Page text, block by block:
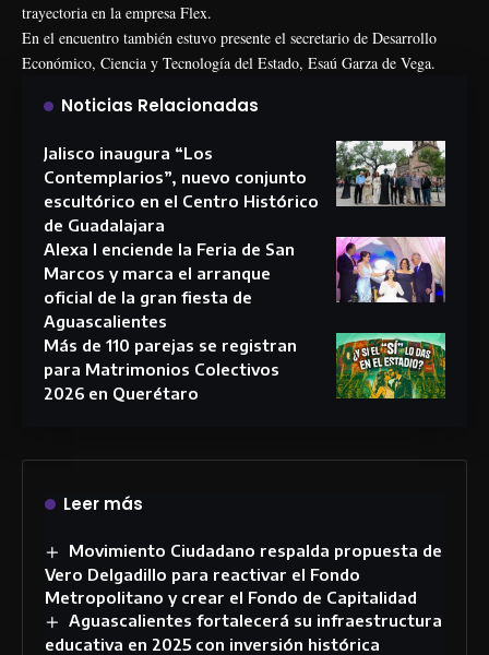
trayectoria en la empresa Flex.
En el encuentro también estuvo presente el secretario de Desarrollo
Económico, Ciencia y Tecnología del Estado, Esaú Garza de Vega.
Noticias Relacionadas
Jalisco inaugura “Los
Contemplarios”, nuevo conjunto
escultórico en el Centro Histórico
de Guadalajara
Alexa I enciende la Feria de San
Marcos y marca el arranque
oficial de la gran fiesta de
Aguascalientes
Más de 110 parejas se registran
para Matrimonios Colectivos
2026 en Querétaro
Leer más
Movimiento Ciudadano respalda propuesta de
Vero Delgadillo para reactivar el Fondo
Metropolitano y crear el Fondo de Capitalidad
Aguascalientes fortalecerá su infraestructura
educativa en 2025 con inversión histórica